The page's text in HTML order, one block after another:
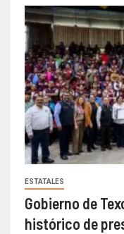
ESTATALES
Gobierno de
histórico de